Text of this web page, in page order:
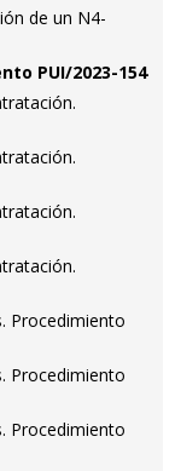
de un N4-
PUI/2023-154
Procedimiento
Procedimiento
Procedimiento